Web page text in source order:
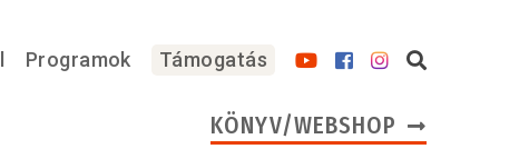
Programok Támogatás
KÖNYV/WEBSHOP